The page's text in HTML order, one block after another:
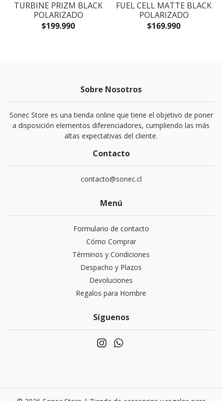
TURBINE PRIZM BLACK
POLARIZADO
$199.990
FUEL CELL MATTE BLACK
POLARIZADO
$169.990
Sobre Nosotros
Sonec Store es una tienda online que tiene el objetivo de poner
a disposición elementos diferenciadores, cumpliendo las más
altas expectativas del cliente.
Contacto
contacto@sonec.cl
Menú
Formulario de contacto
Cómo Comprar
Términos y Condiciones
Despacho y Plazos
Devoluciones
Regalos para Hombre
Síguenos